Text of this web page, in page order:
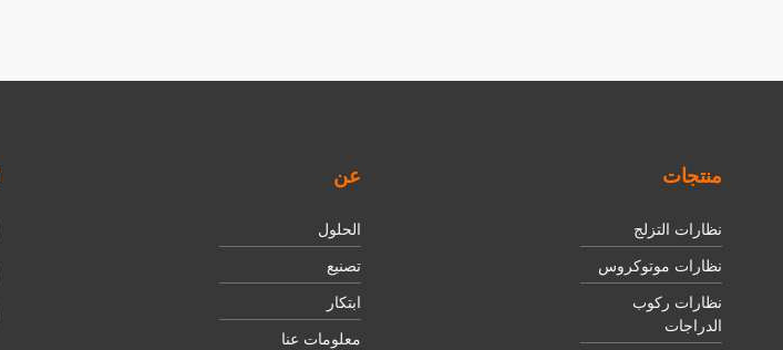
منتجات
نظارات التزلج
نظارات موتوكروس
نظارات ركوب
الدراجات
عن
الحلول
تصنيع
ابتكار
معلومات عنا